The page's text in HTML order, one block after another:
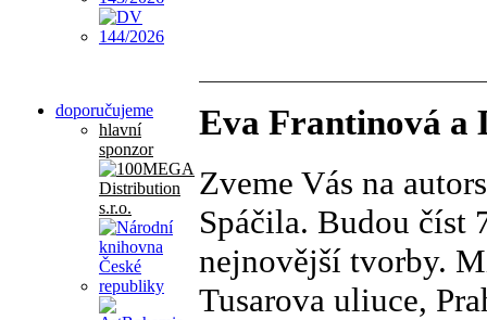
doporučujeme
hlavní
sponzor
Eva Frantinová a
Zveme Vás na
Spáčila. Budou číst
nejnovější tvorby.
Tusarova uliuce,